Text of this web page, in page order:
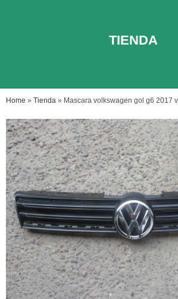
TIENDA
Home » Tienda » Mascara volkswagen gol g6 2017